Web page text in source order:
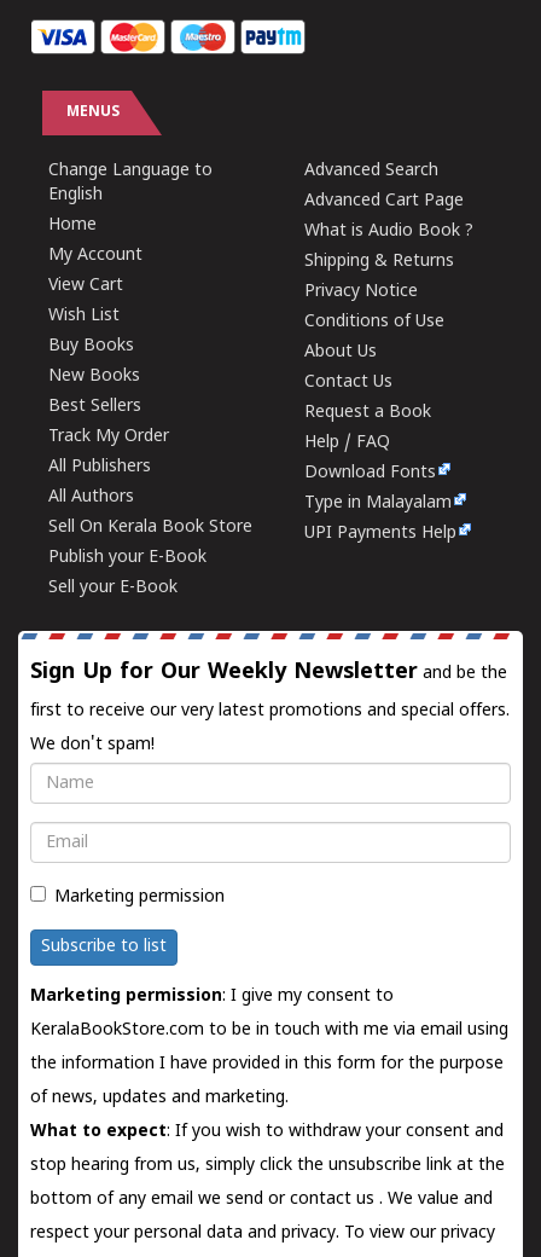
MENUS
Change Language to
English
Home
My Account
View Cart
Wish List
Buy Books
New Books
Best Sellers
Track My Order
All Publishers
All Authors
Sell On Kerala Book Store
Publish your E-Book
Sell your E-Book
Advanced Search
Advanced Cart Page
What is Audio Book ?
Shipping & Returns
Privacy Notice
Conditions of Use
About Us
Contact Us
Request a Book
Help / FAQ
Download Fonts
Type in Malayalam
UPI Payments Help
Sign Up for Our Weekly Newsletter and be the
first to receive our very latest promotions and special offers.
We don't spam!
Name
Email
Marketing permission
Subscribe to list
Marketing permission: I give my consent to
KeralaBookStore.com to be in touch with me via email using
the information I have provided in this form for the purpose
of news, updates and marketing.
What to expect: If you wish to withdraw your consent and
stop hearing from us, simply click the unsubscribe link at the
bottom of any email we send orcontact us . We value and
respect your personal data and privacy. To view our privacy